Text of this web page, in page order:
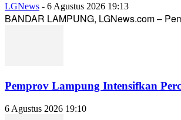
LGNews - 6 Agustus 2026 19:13
BANDAR LAMPUNG, LGNews.com –
Pemprov Lampung Intensifkan
6 Agustus 2026 19:10